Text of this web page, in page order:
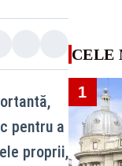
pentru a
proprii,
CELE
1